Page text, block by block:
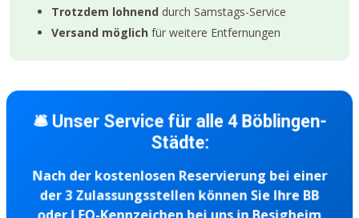
Trotzdem lohnend durch Samstags-Service
Versand möglich für weitere Entfernungen
🛎️ Unser Service für alle 4 Böblingen-
Städte:
Nach der kostenlosen Reservierung bei einer
der 3 Zulassungsstellen können Sie Ihre BB